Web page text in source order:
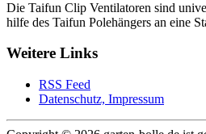
Die Taifun Clip Ventilatoren sind
hilfe des Taifun Polehängers an eine
Weitere Links
RSS Feed
Datenschutz, Impressum